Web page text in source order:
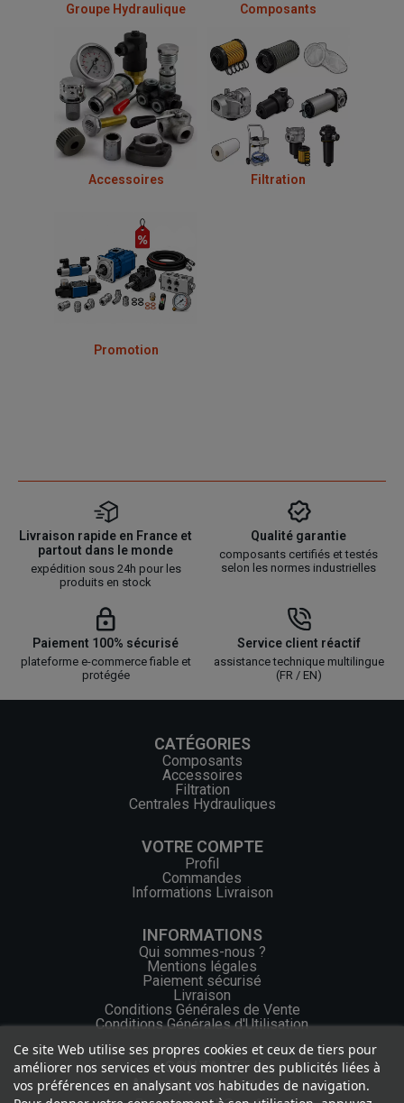
Groupe Hydraulique Composants
Accessoires Filtration
Promotion
Livraison rapide en France et
partout dans le monde
expédition sous 24h pour les
produits en stock
Qualité garantie
composants certifiés et testés
selon les normes industrielles
Paiement 100% sécurisé
plateforme e-commerce fiable et
protégée
Service client réactif
assistance technique multilingue
(FR / EN)
CATÉGORIES
Composants
Accessoires
Filtration
Centrales Hydrauliques
VOTRE COMPTE
Profil
Commandes
Informations Livraison
INFORMATIONS
Qui sommes-nous ?
Mentions légales
Paiement sécurisé
Livraison
Conditions Générales de Vente
Conditions Générales d'Utilisation
CONTACT
+33 (0) 2 46 65 57 43
Ce site Web utilise ses propres cookies et ceux de tiers pour
améliorer nos services et vous montrer des publicités liées à
vos préférences en analysant vos habitudes de navigation.